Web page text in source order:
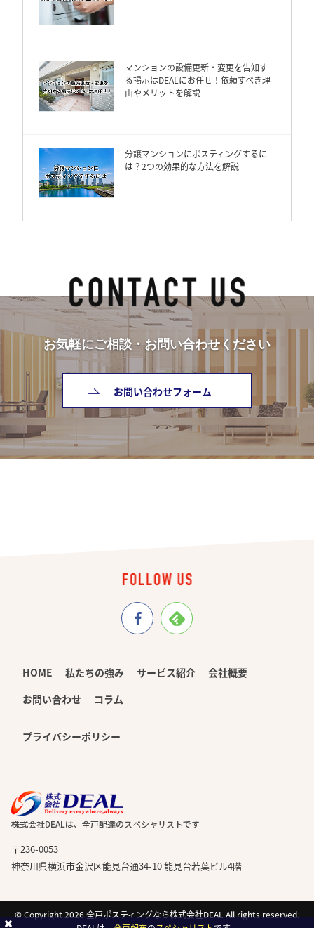
マンションの設備更新・変更を告知す
る掲示はDEALにお任せ！依頼すべき理
由やメリットを解説
分譲マンションにポスティングするに
は？2つの効果的な方法を解説
お気軽にご相談・お問い合わせください
お問い合わせフォーム
HOME 私たちの強み サービス紹介
会社概要
お問い合わせ
コラム
プライバシーポリシー
〒236-0053
神奈川県横浜市金沢区能見台通34-10 能見台若葉ビル4階
© Copyright 2026全戸ポスティングなら株式会社DEALAll rights reserved.